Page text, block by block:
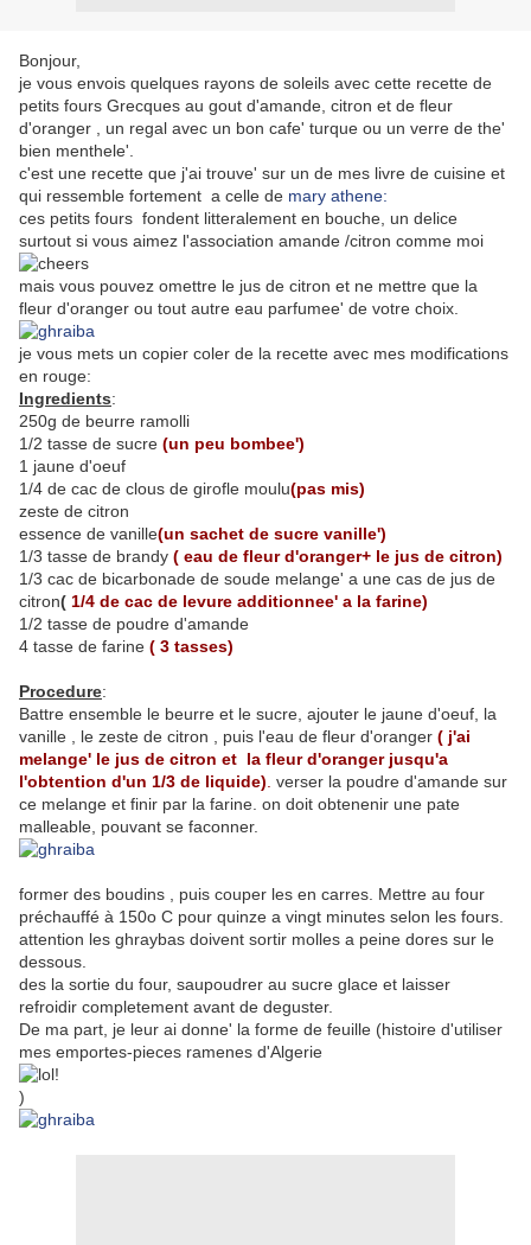
Bonjour,
je vous envois quelques rayons de soleils avec cette recette de
petits fours Grecques au gout d'amande, citron et de fleur
d'oranger , un regal avec un bon cafe' turque ou un verre de the'
bien menthele'.
c'est une recette que j'ai trouve' sur un de mes livre de cuisine et
qui ressemble fortement a celle de mary athene:
ces petits fours fondent litteralement en bouche, un delice
surtout si vous aimez l'association amande /citron comme moi
mais vous pouvez omettre le jus de citron et ne mettre que la
fleur d'oranger ou tout autre eau parfumee' de votre choix.
je vous mets un copier coler de la recette avec mes modifications
en rouge:
Ingredients:
250g de beurre ramolli
1/2 tasse de sucre (un peu bombee')
1 jaune d'oeuf
1/4 de cac de clous de girofle moulu(pas mis)
zeste de citron
essence de vanille(un sachet de sucre vanille')
1/3 tasse de brandy ( eau de fleur d'oranger+ le jus de citron)
1/3 cac de bicarbonade de soude melange' a une cas de jus de
citron( 1/4 de cac de levure additionnee' a la farine)
1/2 tasse de poudre d'amande
4 tasse de farine ( 3 tasses)
Procedure:
Battre ensemble le beurre et le sucre, ajouter le jaune d'oeuf, la
vanille , le zeste de citron , puis l'eau de fleur d'oranger ( j'ai
melange' le jus de citron et la fleur d'oranger jusqu'a
l'obtention d'un 1/3 de liquide) verser la poudre d'amande sur
ce melange et finir par la farine. on doit obtenenir une pate
malleable, pouvant se faconner.
former des boudins , puis couper les en carres. Mettre au four
préchauffé à 150o C pour quinze a vingt minutes selon les fours.
attention les ghraybas doivent sortir molles a peine dores sur le
dessous.
des la sortie du four, saupoudrer au sucre glace et laisser
refroidir completement avant de deguster.
De ma part, je leur ai donne' la forme de feuille (histoire d'utiliser
mes emportes-pieces ramenes d'Algerie
)